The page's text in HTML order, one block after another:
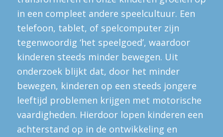
in een compleet andere speelcultuur. Een
telefoon, tablet, of spelcomputer zijn
tegenwoordig ‘het speelgoed’, waardoor
kinderen steeds minder bewegen. Uit
onderzoek blijkt dat, door het minder
bewegen, kinderen op een steeds jongere
leeftijd problemen krijgen met motorische
vaardigheden. Hierdoor lopen kinderen een
achterstand op in de ontwikkeling en